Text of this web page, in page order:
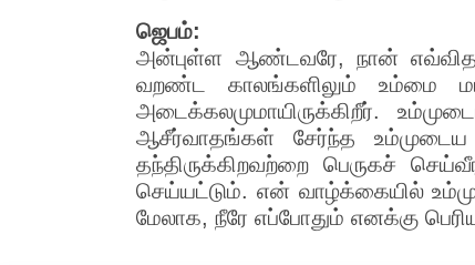
ஜெபம்:
அன்புள்ள ஆண்டவரே, நான் எவ்வித
வறண்ட காலங்களிலும் உம்மை
அடைக்கலமுமாயிருக்கிறீர்.
ஆசீர்வாதங்கள் சேர்ந்த
தந்திருக்கிறவற்றை பெருகச்
செய்யட்டும். என் வாழ்க்கையில்
மேலாக, நீரே எப்போதும் எனக்கு